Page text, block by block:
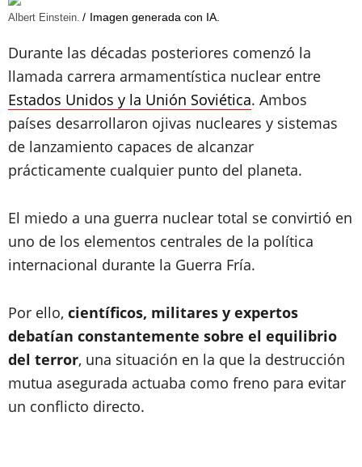
Albert Einstein. Imagen generada con IA.
Durante las décadas posteriores comenzó la
llamada carrera armamentística nuclear entre
Estados Unidos y la Unión Soviética. Ambos
países desarrollaron ojivas nucleares y sistemas
de lanzamiento capaces de alcanzar
prácticamente cualquier punto del planeta.
El miedo a una guerra nuclear total se convirtió en
uno de los elementos centrales de la política
internacional durante la Guerra Fría.
Por ello, científicos, militares y expertos
debatían constantemente sobre el equilibrio
del terror, una situación en la que la destrucción
mutua asegurada actuaba como freno para evitar
un conflicto directo.